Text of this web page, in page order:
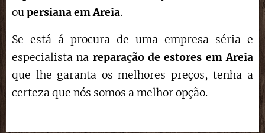
oupersiana em Areia.
Se está á procura de uma empresa séria e
especialista na reparação de estores emAreia
que lhe garanta os melhores preços, tenha a
certeza que nós somos a melhor opção.